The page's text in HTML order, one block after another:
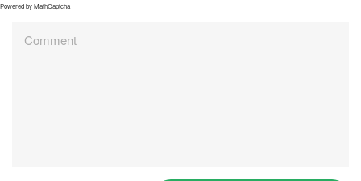
Powered byMathCaptcha